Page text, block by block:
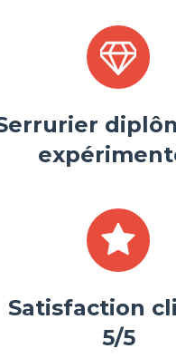
Satisfaction
5/5